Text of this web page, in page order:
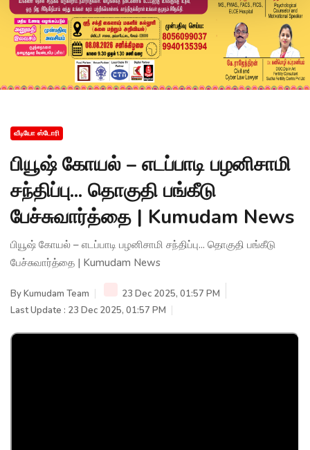
வீடியோ ஸ்டோரி
பியூஷ் கோயல் – எடப்பாடி பழனிசாமி
சந்திப்பு... தொகுதி பங்கீடு
பேச்சுவார்த்தை | Kumudam News
பியூஷ் கோயல் – எடப்பாடி பழனிசாமி சந்திப்பு... தொகுதி பங்கீடு
பேச்சுவார்த்தை | Kumudam News
ByKumudam Team
23 Dec 2025, 01:57 PM
Last Update : 23 Dec 2025, 01:57 PM